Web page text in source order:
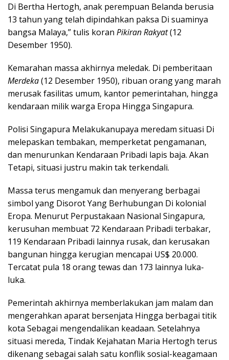
Di Bertha Hertogh, anak perempuan Belanda berusia
13 tahun yang telah dipindahkan paksa Di suaminya
bangsa Malaya,” tulis koran Pikiran Rakyat(12
Desember 1950).
Kemarahan massa akhirnya meledak. Di pemberitaan
Merdeka(12 Desember 1950), ribuan orang yang marah
merusak fasilitas umum, kantor pemerintahan, hingga
kendaraan milik warga Eropa Hingga Singapura.
Polisi Singapura Melakukanupaya meredam situasi Di
melepaskan tembakan, memperketat pengamanan,
dan menurunkan Kendaraan Pribadi lapis baja. Akan
Tetapi, situasi justru makin tak terkendali.
Massa terus mengamuk dan menyerang berbagai
simbol yang Disorot Yang Berhubungan Di kolonial
Eropa. Menurut Perpustakaan Nasional Singapura,
kerusuhan membuat 72 Kendaraan Pribadi terbakar,
119 Kendaraan Pribadi lainnya rusak, dan kerusakan
bangunan hingga kerugian mencapai US$ 20.000.
Tercatat pula 18 orang tewas dan 173 lainnya luka-
luka.
Pemerintah akhirnya memberlakukan jam malam dan
mengerahkan aparat bersenjata Hingga berbagai titik
kota Sebagai mengendalikan keadaan. Setelahnya
situasi mereda, Tindak Kejahatan Maria Hertogh terus
dikenang sebagai salah satu konflik sosial-keagamaan